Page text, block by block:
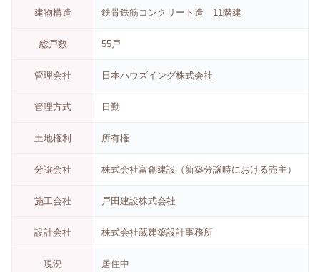
建物構造 鉄骨鉄筋コンクリート造 11階建
総戸数 55戸
管理会社 日本ハウズイング株式会社
管理方式 日勤
土地権利 所有権
分譲会社 株式会社富創建設（新築分譲時における売主）
施工会社 戸田建設株式会社
設計会社 株式会社蔵建築設計事務所
現況 居住中